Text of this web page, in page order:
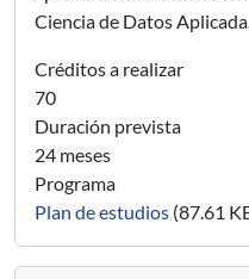
Ciencia de Datos
Créditos a realizar
70
Duración prevista
24 meses
Programa
Plan de estudios (87.61